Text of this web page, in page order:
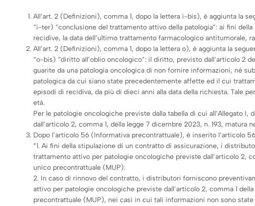
All’art. 2 (Definizioni), comma 1, dopo la lettera i-bis), è aggiunta la
“i-ter) “conclusione del trattamento attivo della patologia”: ai fini
recidive, la data dell’ultimo trattamento farmacologico antitumorale,
All’art. 2 (Definizioni), comma 1, dopo la lettera o), è aggiunta la
“o-bis) “diritto all’oblio oncologico”: il diritto, previsto dall’articolo 2
guarite da una patologia oncologica di non fornire informazioni, né
patologica da cui siano state precedentemente affette ed il cui
episodi di recidiva, da più di dieci anni alla data della richiesta. Tale
età.
Per le patologie oncologiche previste dalla tabella di cui all’Allegato
dall’articolo 2, comma 1, della legge 7 dicembre 2023, n. 193, matura
Dopo l’articolo 56 (Informativa precontrattuale), è inserito l’articolo
“1. Ai fini della stipulazione di un contratto di assicurazione, i
trattamento attivo per patologie oncologiche previste dall’articolo 2,
unico precontrattuale (MUP).
2. In caso di rinnovo del contratto, i distributori forniscono
attivo per patologie oncologiche previste dall’articolo 2, comma 1
precontrattuale (MUP), nei casi in cui tali informazioni non sono